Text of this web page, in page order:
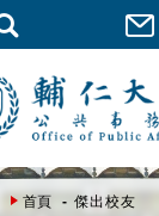
首頁 傑出校友